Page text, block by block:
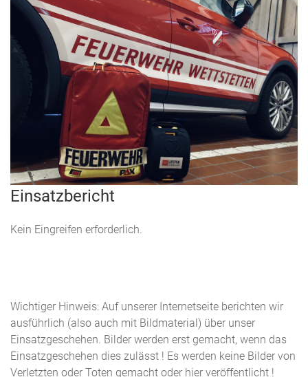
Einsatzbericht
Kein Eingreifen erforderlich.
Wichtiger Hinweis: Auf unserer Internetseite berichten wir
ausführlich (also auch mit Bildmaterial) über unser
Einsatzgeschehen. Bilder werden erst gemacht, wenn das
Einsatzgeschehen dies zulässt ! Es werden keine Bilder von
Verletzten oder Toten gemacht oder hier veröffentlicht !